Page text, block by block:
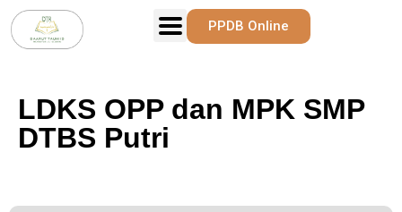
PPDB Online
LDKS OPP dan MPK SMP
DTBS Putri